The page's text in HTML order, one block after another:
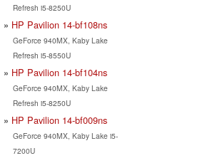
Refresh i5-8250U
HP Pavilion 14-bf108ns
GeForce 940MX, Kaby Lake
Refresh i5-8550U
HP Pavilion 14-bf104ns
GeForce 940MX, Kaby Lake
Refresh i5-8250U
HP Pavilion 14-bf009ns
GeForce 940MX, Kaby Lake i5-
7200U